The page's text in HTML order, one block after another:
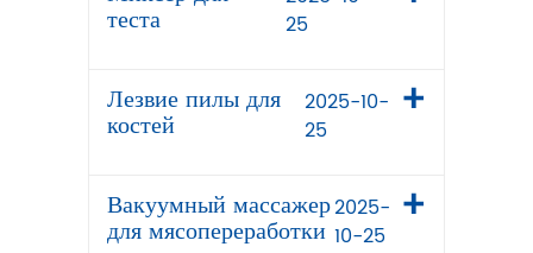
теста
25
Лезвие пилы для
костей
2025-10-
25
Вакуумный массажер
для мясопереработки
2025-
10-25